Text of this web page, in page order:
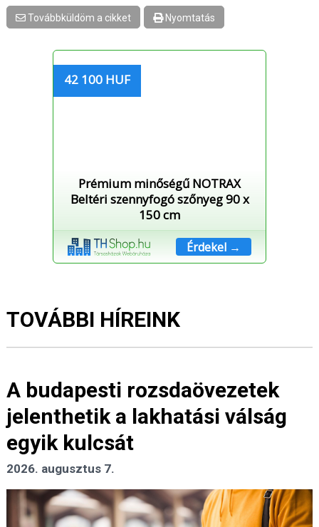
Továbbküldöm a cikket Nyomtatás
42 100 HUF
Prémium minőségű NOTRAX
Beltéri szennyfogó szőnyeg 90 x
150 cm
Érdekel →
TOVÁBBI HÍREINK
A budapesti rozsdaövezetek
jelenthetik a lakhatási válság
egyik kulcsát
2026. augusztus 7.